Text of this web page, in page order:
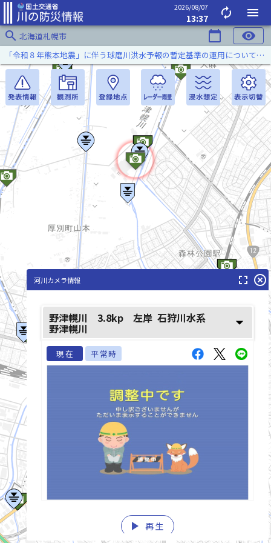
2026/08/07
13:37 autorenew
menu
search 北海道札幌市 calendar_today visibility
「令和８年熊本地震」に伴う球磨川洪水予報の暫定基準の運用について（令和８年８月５日）
河川カメラ情報 fullscreen highlight_off
野津幌川 3.8kp 左岸 石狩川水系
野津幌川 arrow_drop_down
現在 平常時
play_arrow 再生